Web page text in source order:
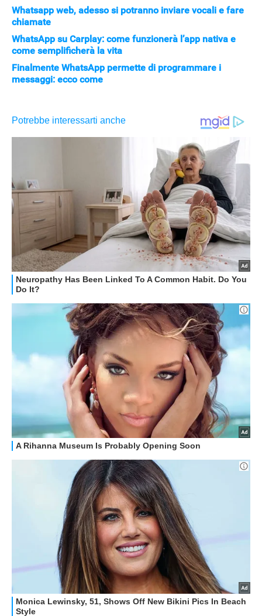
Whatsapp web, adesso si potranno inviare vocali e fare
chiamate
WhatsApp su Carplay: come funzionerà l’app nativa e
come semplificherà la vita
Finalmente WhatsApp permette di programmare i
messaggi: ecco come